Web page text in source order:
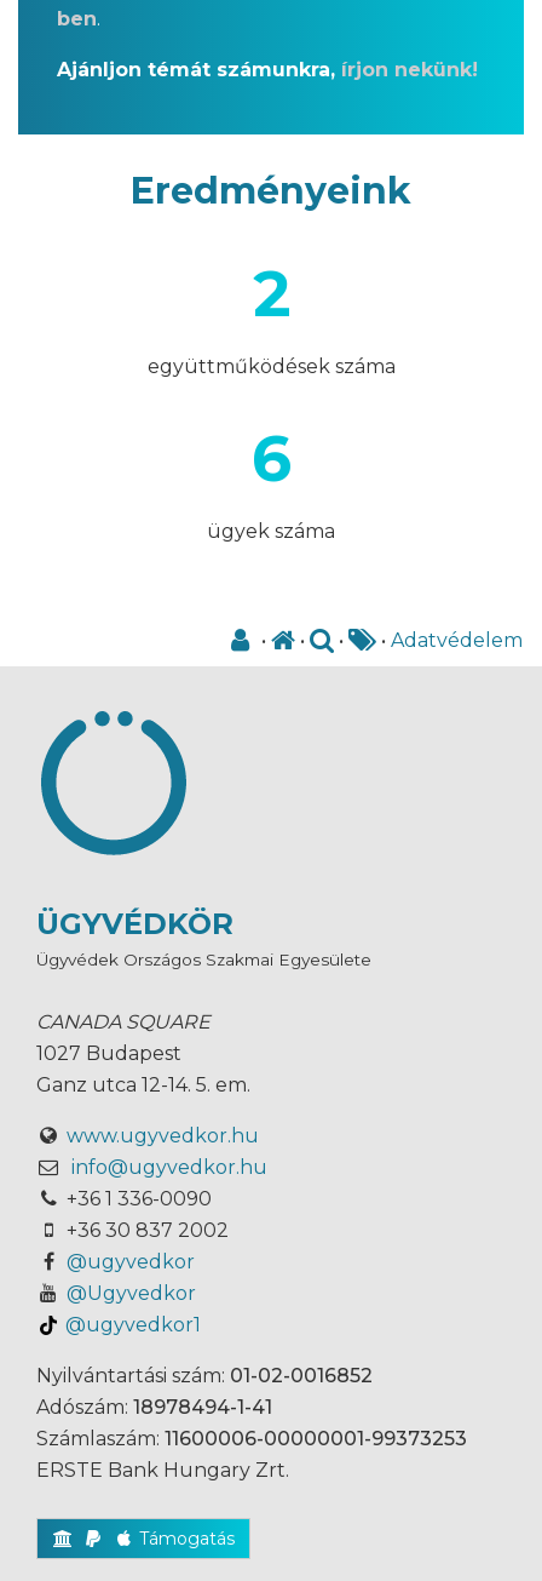
ben.
Ajánljon témát számunkra​, írjon nekünk!
Eredményeink
2
együttműködések száma
6
ügyek száma
• • • • Adatvédelem
ÜGYVÉDKÖR
Ügyvédek Országos Szakmai Egyesülete
CANADA SQUARE
1027 Budapest
Ganz utca 12-14. 5. em.
www.ugyvedkor.hu
info@ugyvedkor.hu
+36 1 336-0090
+36 30 837 2002
@ugyvedkor
@Ugyvedkor
@ugyvedkor1
Nyilvántartási szám: 01-02-0016852
Adószám: 18978494-1-41
Számlaszám: 11600006-00000001-99373253
ERSTE Bank Hungary Zrt.
Támogatás